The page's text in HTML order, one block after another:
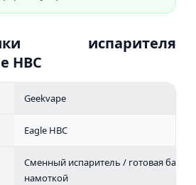
испарителя
HBC
Geekvape
Eagle HBC
Сменный испаритель / готовая база с
намоткой